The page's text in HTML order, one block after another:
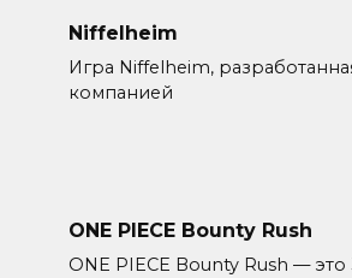
Niffelheim
Игра Niffelheim,
компанией
ONE PIECE Bounty Rush
ONE PIECE Bounty Rush — это